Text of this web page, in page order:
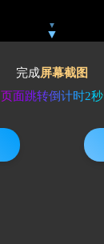
▼
▼
完成屏幕截图
页面跳转倒计时2秒